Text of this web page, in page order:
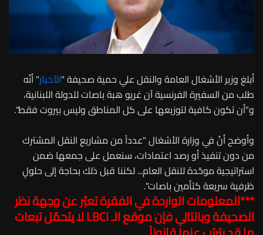
أبلغ وزير الأشغال العامة والنقل علي حمية صحيفة "الأخبار" أنّه
طلب من السفيرة الفرنسية آن غريو هبة باصات للدولة اللبنانية،
و"أن تكون كافية لتوزيعها على كل المناطق وليس بيروت فقط".
وأوضح أنّ في وزارة الأشغال "عدداً من مشاريع النقل المشترك
من دون تنفيذ أو رصد اعتمادات، سنعمل على جمعها ضمن
استراتيجية موحّدة للنقل العام... لكننا قبل ذلك بحاجة إلى حلولٍ
ظرفية سريعة كتأمين باصات".
***المعلومات الواردة في الفقرة تعبّر عن وجهة نظر
الصحيفة وبالتالي فإن موقع الـLBCIلا يتحمّل تبعات